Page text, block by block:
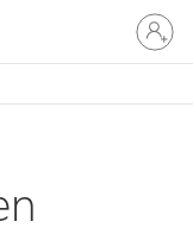
Iniciar
sesión
en
cuenta